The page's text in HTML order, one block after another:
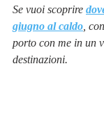
Se vuoi scoprire
giugno al caldo ,
porto con me in un
destinazioni.